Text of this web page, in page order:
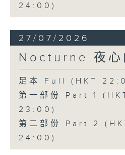
24:00)
27/07/2026
Nocturne 夜心
足本 Full (HKT
第一部份 Part 1
23:00)
第二部份 Part 2
24:00)